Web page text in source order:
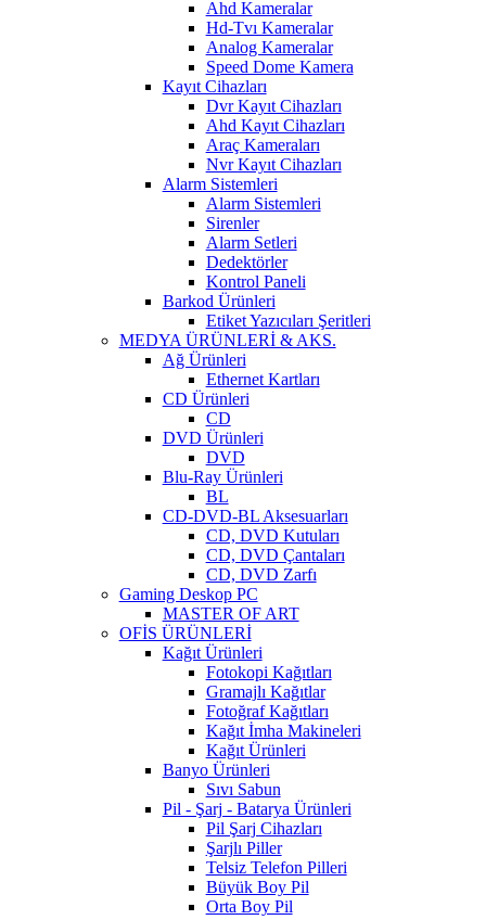
Ahd Kameralar
Hd-Tvı Kameralar
Analog Kameralar
Speed Dome Kamera
Kayıt Cihazları
Dvr Kayıt Cihazları
Ahd Kayıt Cihazları
Araç Kameraları
Nvr Kayıt Cihazları
Alarm Sistemleri
Alarm Sistemleri
Sirenler
Alarm Setleri
Dedektörler
Kontrol Paneli
Barkod Ürünleri
Etiket Yazıcıları Şeritleri
MEDYA ÜRÜNLERİ & AKS.
Ağ Ürünleri
Ethernet Kartları
CD Ürünleri
CD
DVD Ürünleri
DVD
Blu-Ray Ürünleri
BL
CD-DVD-BL Aksesuarları
CD, DVD Kutuları
CD, DVD Çantaları
CD, DVD Zarfı
Gaming Deskop PC
MASTER OF ART
OFİS ÜRÜNLERİ
Kağıt Ürünleri
Fotokopi Kağıtları
Gramajlı Kağıtlar
Fotoğraf Kağıtları
Kağıt İmha Makineleri
Kağıt Ürünleri
Banyo Ürünleri
Sıvı Sabun
Pil - Şarj - Batarya Ürünleri
Pil Şarj Cihazları
Şarjlı Piller
Telsiz Telefon Pilleri
Büyük Boy Pil
Orta Boy Pil